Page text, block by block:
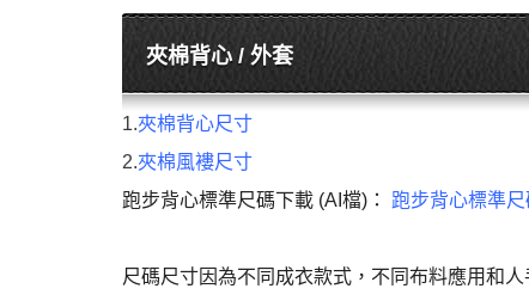
夾棉背心 / 外套
1.夾棉背心尺寸
2.夾棉風褸尺寸
跑步背心標準尺碼下載 (AI檔)： 跑步背心標準
尺碼尺寸因為不同成衣款式，不同布料應用和